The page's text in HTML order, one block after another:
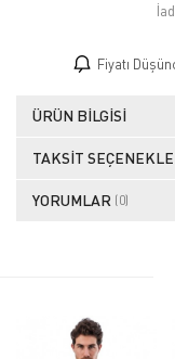
Fiyatı
ÜRÜN BILGISI
TAKSIT
YORUMLAR (0)